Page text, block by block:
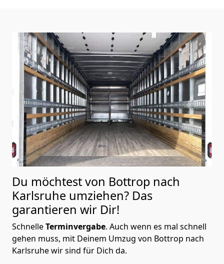
Du möchtest von Bottrop nach
Karlsruhe umziehen? Das
garantieren wir Dir!
SchnelleTerminvergabe. Auch wenn es mal schnell
gehen muss, mit Deinem Umzug von Bottrop nach
Karlsruhe wir sind für Dich da.